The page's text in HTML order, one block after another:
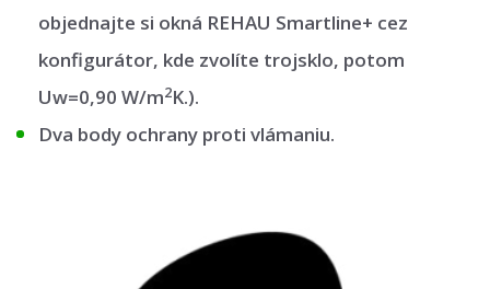
objednajte si okná REHAU Smartline+ cez
konfigurátor, kde zvolíte trojsklo, potom
Uw=0,90 W/m2K.).
Dva body ochrany proti vlámaniu.